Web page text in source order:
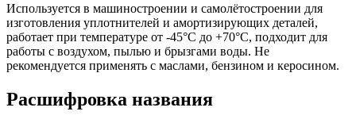
Используется в машиностроении и самолётостроении для
изготовления уплотнителей и амортизирующих деталей,
работает при температуре от -45°С до +70°С, подходит для
работы с воздухом, пылью и брызгами воды. Не
рекомендуется применять с маслами, бензином и керосином.
Расшифровка названия